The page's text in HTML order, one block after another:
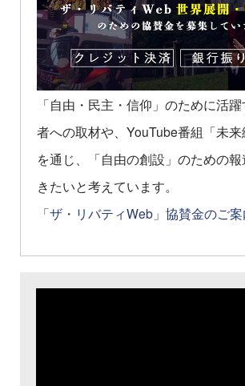
「自由・民主・信仰」のために活
者への取材や、YouTube番組「未
を通じ、「自由の創設」のための
きたいと考えています。
「ザ・リバティWeb」協賛金のご